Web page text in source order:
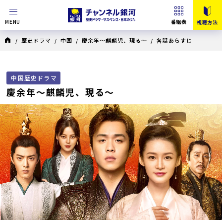
MENU 番組表 視聴方法
/ 歴史ドラマ / 中国 / 慶余年～麒麟児、現る～ / 各話あらすじ
中国歴史ドラマ
慶余年～麒麟児、現る～